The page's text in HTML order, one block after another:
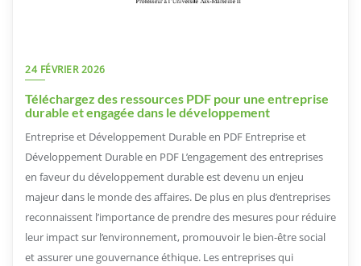
24 FÉVRIER 2026
Téléchargez des ressources PDF pour une entreprise
durable et engagée dans le développement
Entreprise et Développement Durable en PDF Entreprise et
Développement Durable en PDF L’engagement des entreprises
en faveur du développement durable est devenu un enjeu
majeur dans le monde des affaires. De plus en plus d’entreprises
reconnaissent l’importance de prendre des mesures pour réduire
leur impact sur l’environnement, promouvoir le bien-être social
et assurer une gouvernance éthique. Les entreprises qui